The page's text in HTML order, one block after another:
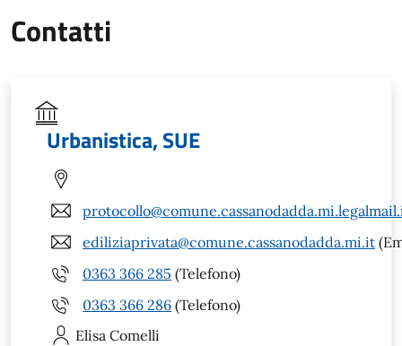
Contatti
Urbanistica, SUE
ediliziaprivata@comune.cassanodadda.mi.it
0363 366 285 (Telefono)
0363 366 286 (Telefono)
Elisa Comelli